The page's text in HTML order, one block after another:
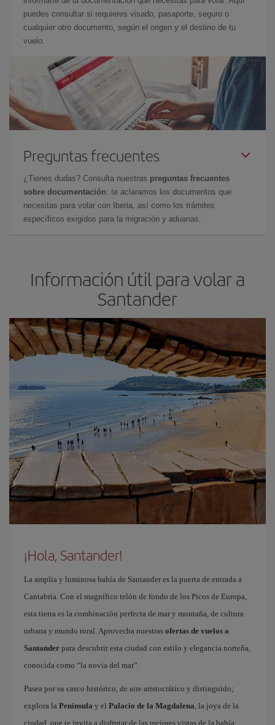
puedes consultar si requieres visado, pasaporte, seguro o
cualquier otro documento, según el origen y el destino de tu
vuelo.
Preguntas frecuentes
¿Tienes dudas? Consulta nuestras preguntas frecuentes
sobre documentación: te aclaramos los documentos que
necesitas para volar con Iberia, así como los trámites
específicos exigidos para la migración y aduanas.
Información útil para volar a
Santander
¡Hola, Santander!
La amplia y luminosa bahía de Santander es la puerta de entrada a
Cantabria. Con el magnífico telón de fondo de los Picos de Europa,
esta tierra es la combinación perfecta de mar y montaña, de cultura
urbana y mundo rural. Aprovecha nuestras ofertas de vuelos a
Santander para descubrir esta ciudad con estilo y elegancia norteña,
conocida como “la novia del mar”.
Pasea por su casco histórico, de aire aristocrático y distinguido;
explora la Península y el Palacio de la Magdalena, la joya de la
ciudad, que te invita a disfrutar de las mejores vistas de la bahía;